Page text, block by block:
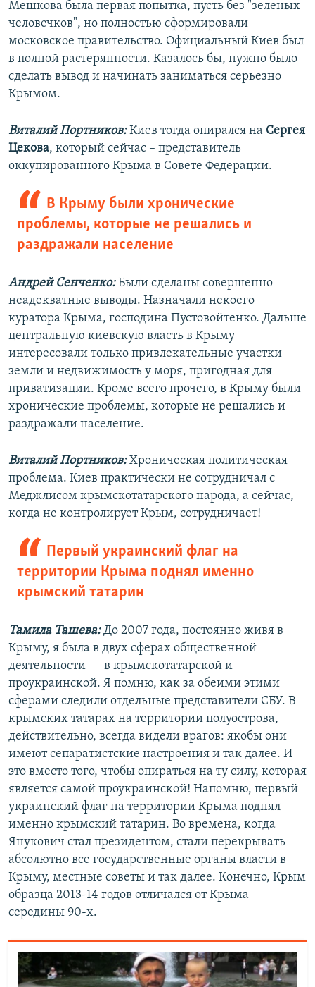
Мешкова была первая попытка, пусть без "зеленых
человечков", но полностью сформировали
московское правительство. Официальный Киев был
в полной растерянности. Казалось бы, нужно было
сделать вывод и начинать заниматься серьезно
Крымом.
Виталий Портников:Киев тогда опирался на Сергея
Цекова, который сейчас – представитель
оккупированного Крыма в Совете Федерации.
В Крыму были хронические
проблемы, которые не решались и
раздражали население
Андрей Сенченко:Были сделаны совершенно
неадекватные выводы. Назначали некоего
куратора Крыма, господина Пустовойтенко. Дальше
центральную киевскую власть в Крыму
интересовали только привлекательные участки
земли и недвижимость у моря, пригодная для
приватизации. Кроме всего прочего, в Крыму были
хронические проблемы, которые не решались и
раздражали население.
Виталий Портников:Хроническая политическая
проблема. Киев практически не сотрудничал с
Меджлисом крымскотатарского народа, а сейчас,
когда не контролирует Крым, сотрудничает!
Первый украинский флаг на
территории Крыма поднял именно
крымский татарин
Тамила Ташева:До 2007 года, постоянно живя в
Крыму, я была в двух сферах общественной
деятельности — в крымскотатарской и
проукраинской. Я помню, как за обеими этими
сферами следили отдельные представители СБУ. В
крымских татарах на территории полуострова,
действительно, всегда видели врагов: якобы они
имеют сепаратистские настроения и так далее. И
это вместо того, чтобы опираться на ту силу, которая
является самой проукраинской! Напомню, первый
украинский флаг на территории Крыма поднял
именно крымский татарин. Во времена, когда
Янукович стал президентом, стали перекрывать
абсолютно все государственные органы власти в
Крыму, местные советы и так далее. Конечно, Крым
образца 2013-14 годов отличался от Крыма
середины 90-х.